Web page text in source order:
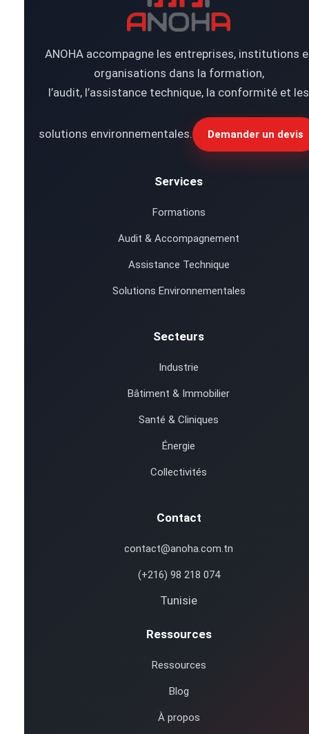
ANOHA accompagne les entreprises, institutions
organisations dans la formation,
l’audit, l’assistance technique, la conformité et les
solutions environnementales. Demander un devis
Services
Formations
Audit & Accompagnement
Assistance Technique
Solutions Environnementales
Secteurs
Industrie
Bâtiment & Immobilier
Santé & Cliniques
Énergie
Collectivités
Contact
contact@anoha.com.tn
(+216) 98 218 074
Tunisie
Ressources
Ressources
Blog
À propos